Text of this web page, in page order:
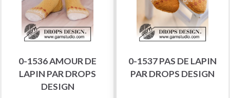
0-1536 AMOUR DE
LAPIN PAR DROPS
DESIGN
0-1537 PAS DE LAPIN
PAR DROPS DESIGN